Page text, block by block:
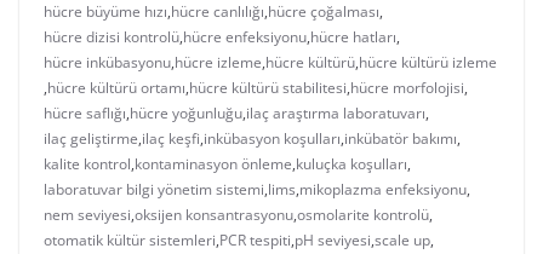
hücre büyüme hızı,hücre canlılığı,hücre çoğalması,
hücre dizisi kontrolü,hücre enfeksiyonu,hücre hatları,
hücre inkübasyonu,hücre izleme,hücre kültürü,hücre kültürü izleme
,hücre kültürü ortamı,hücre kültürü stabilitesi,hücre morfolojisi,
hücre saflığı,hücre yoğunluğu,ilaç araştırma laboratuvarı,
ilaç geliştirme,ilaç keşfi,inkübasyon koşulları,inkübatör bakımı,
kalite kontrol,kontaminasyon önleme,kuluçka koşulları,
laboratuvar bilgi yönetim sistemi,lims,mikoplazma enfeksiyonu,
nem seviyesi,oksijen konsantrasyonu,osmolarite kontrolü,
otomatik kültür sistemleri,PCR tespiti,pH seviyesi,scale up,